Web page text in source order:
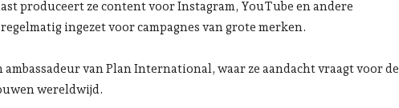
produceert ze content voor Instagram, YouTube en andere
ingezet voor campagnes van grote merken.
ambassadeur van Plan International, waar ze aandacht vraagt voor de
wereldwijd.